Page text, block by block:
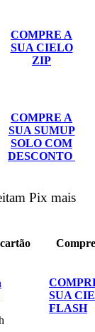
COMPRE A
SUA CIELO
ZIP
COMPRE A
SUA SUMUP
SOLO COM
DESCONTO
Pix mais
SUA
FLASH